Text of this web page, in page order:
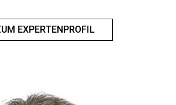
EXPERTENPROFIL